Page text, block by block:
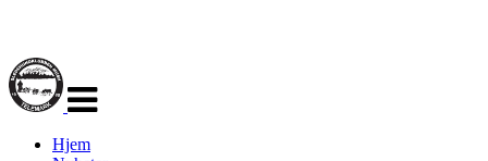
navigasjon
Hjem